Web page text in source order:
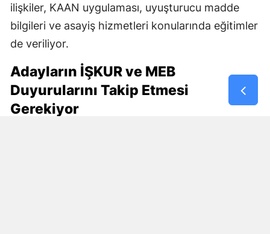
ilişkiler, KAAN uygulaması, uyuşturucu madde
bilgileri ve asayiş hizmetleri konularında eğitimler
de veriliyor.
Adayların İŞKUR ve MEB
Duyurularını Takip Etmesi
Gerekiyor